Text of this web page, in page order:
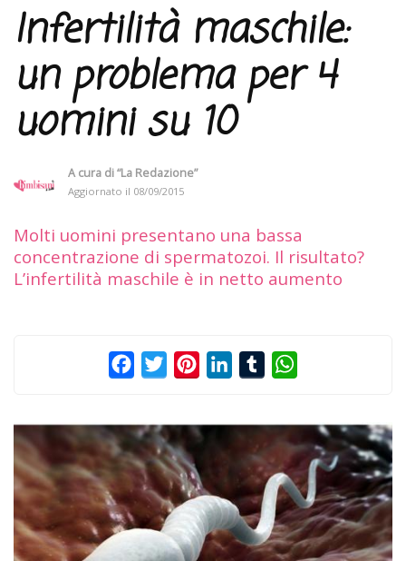
Infertilità maschile:
un problema per 4
uomini su 10
A cura di“La Redazione”
Aggiornato il 08/09/2015
Molti uomini presentano una bassa
concentrazione di spermatozoi. Il risultato?
L’infertilità maschile è in netto aumento
FacebookTwitterPinterestLinkedInTumblr